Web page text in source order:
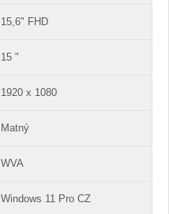
15,6" FHD
15 "
1920 x 1080
Matný
WVA
Windows 11 Pro CZ